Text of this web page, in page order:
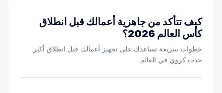
كيف تتأكد من جاهزية أعمالك قبل انطلاق
كأس العالم 2026؟
خطوات سريعة تساعدك على تجهيز أعمالك قبل انطلاق أكبر
حدث كروي في العالم.